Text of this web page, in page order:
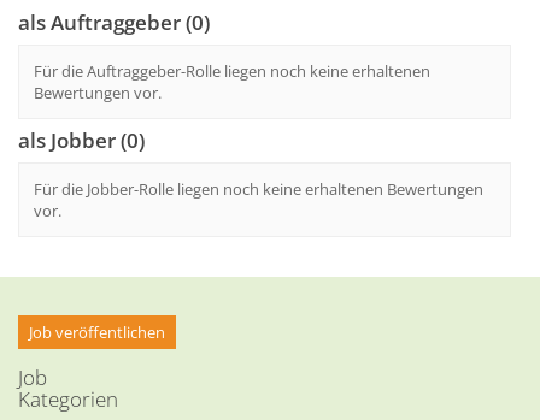
als Auftraggeber (0)
Für die Auftraggeber-Rolle liegen noch keine erhaltenen
Bewertungen vor.
als Jobber (0)
Für die Jobber-Rolle liegen noch keine erhaltenen Bewertungen
vor.
Job veröffentlichen
Job
Kategorien